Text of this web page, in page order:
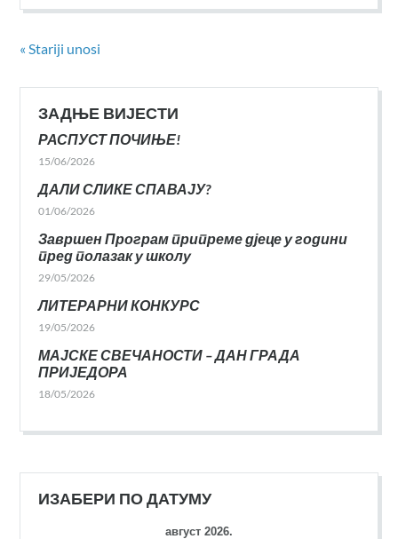
« Stariji unosi
ЗАДЊЕ ВИЈЕСТИ
РАСПУСТ ПОЧИЊЕ!
15/06/2026
ДАЛИ СЛИКЕ СПАВАЈУ?
01/06/2026
Завршен Програм припреме дјеце у години
пред полазак у школу
29/05/2026
ЛИТЕРАРНИ КОНКУРС
19/05/2026
МАЈСКЕ СВЕЧАНОСТИ – ДАН ГРАДА
ПРИЈЕДОРА
18/05/2026
ИЗАБЕРИ ПО ДАТУМУ
август 2026.